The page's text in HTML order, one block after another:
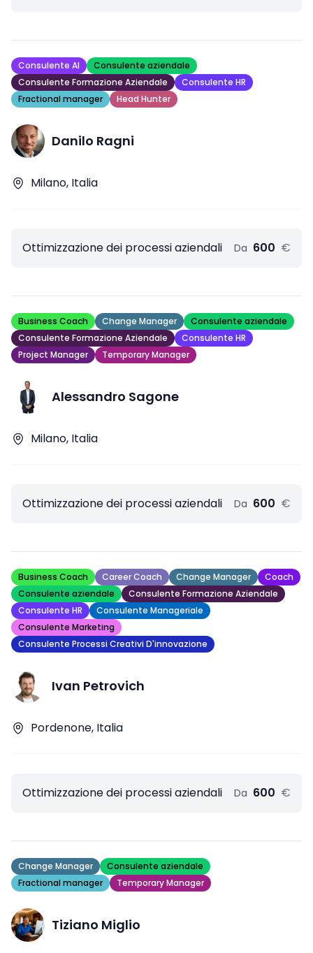
Consulente AI
Consulente aziendale
Consulente Formazione Aziendale
Consulente HR
Fractional manager
Head Hunter
Danilo Ragni
Milano, Italia
Ottimizzazione dei processi aziendali Da 600 €
Business Coach Change Manager
Consulente aziendale
Consulente Formazione Aziendale
Consulente HR
Project Manager
Temporary Manager
Alessandro Sagone
Milano, Italia
Ottimizzazione dei processi aziendali Da 600 €
Business Coach Career Coach Change Manager
Coach
Consulente aziendale
Consulente Formazione Aziendale
Consulente HR
Consulente Manageriale
Consulente Marketing
Consulente Processi Creativi D'innovazione
Ivan Petrovich
Pordenone, Italia
Ottimizzazione dei processi aziendali Da 600 €
Change Manager
Consulente aziendale
Fractional manager
Temporary Manager
Tiziano Miglio